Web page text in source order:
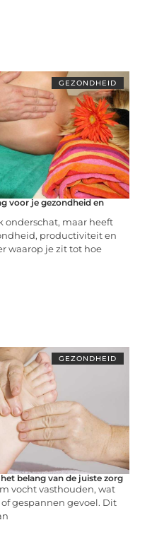
GEZONDHEID
voor je gezondheid en
onderschat, maar heeft
productiviteit en
waarop je zit tot hoe
GEZONDHEID
belang van de juiste zorg
vocht vasthouden, wat
gespannen gevoel. Dit